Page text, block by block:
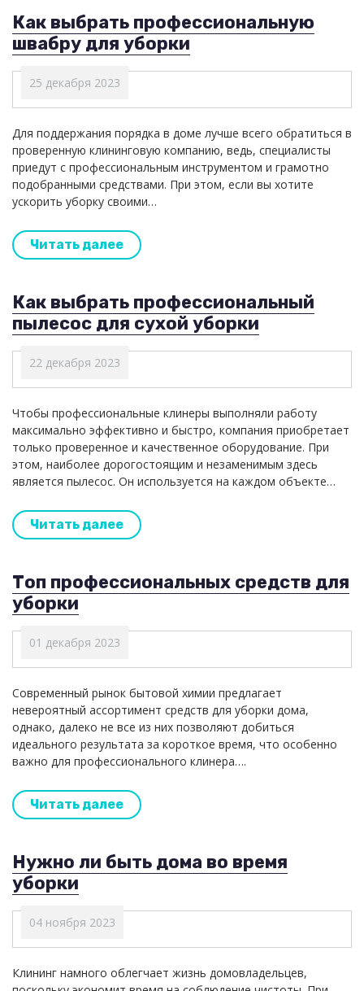
Как выбрать профессиональную
швабру для уборки
25 декабря 2023
Для поддержания порядка в доме лучше всего обратиться в
проверенную клининговую компанию, ведь, специалисты
приедут с профессиональным инструментом и грамотно
подобранными средствами. При этом, если вы хотите
ускорить уборку своими…
Читать далее
Как выбрать профессиональный
пылесос для сухой уборки
22 декабря 2023
Чтобы профессиональные клинеры выполняли работу
максимально эффективно и быстро, компания приобретает
только проверенное и качественное оборудование. При
этом, наиболее дорогостоящим и незаменимым здесь
является пылесос. Он используется на каждом объекте…
Читать далее
Топ профессиональных средств для
уборки
01 декабря 2023
Современный рынок бытовой химии предлагает
невероятный ассортимент средств для уборки дома,
однако, далеко не все из них позволяют добиться
идеального результата за короткое время, что особенно
важно для профессионального клинера….
Читать далее
Нужно ли быть дома во время
уборки
04 ноября 2023
Клининг намного облегчает жизнь домовладельцев,